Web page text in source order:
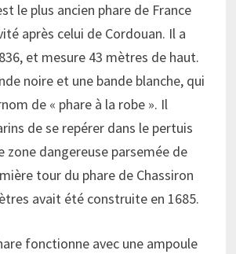
le plus ancien phare de France
après celui de Cordouan. Il a
et mesure 43 mètres de haut.
noire et une bande blanche, qui
de « phare à la robe ». Il
de se repérer dans le pertuis
zone dangereuse parsemée de
tour du phare de Chassiron
avait été construite en 1685.
fonctionne avec une ampoule